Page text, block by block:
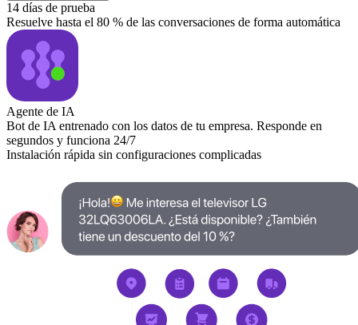
14 días de prueba
Resuelve hasta el 80 % de las conversaciones de forma automática
Agente de IA
Bot de IA entrenado con los datos de tu empresa. Responde en
segundos y funciona 24/7
Instalación rápida sin configuraciones complicadas